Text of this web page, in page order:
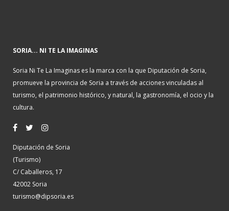
SORIA... NI TE LA IMAGINAS
Soria Ni Te La Imaginas es la marca con la que Diputación de Soria,
promueve la provincia de Soria a través de acciones vinculadas al
turismo, el patrimonio histórico, y natural, la gastronomía, el ocio y la
cultura.
Diputación de Soria
(Turismo)
C/ Caballeros, 17
42002 Soria
turismo@dipsoria.es